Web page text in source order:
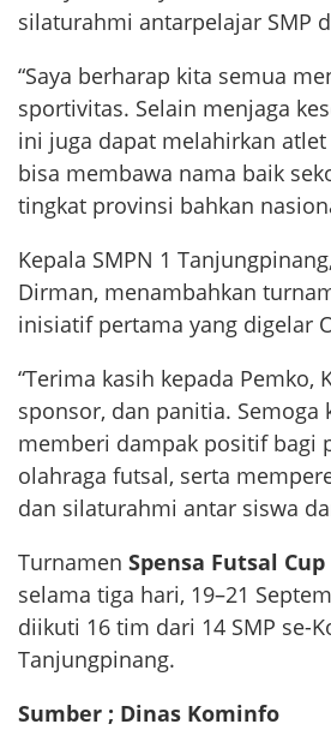
silaturahmi antarpelajar SMP
“Saya berharap kita semua
sportivitas. Selain menjaga
ini juga dapat melahirkan
bisa membawa nama baik
tingkat provinsi bahkan
Kepala SMPN 1
Dirman, menambahkan
inisiatif pertama yang digelar
“Terima kasih kepada Pemko,
sponsor, dan panitia. Semoga
memberi dampak positif bagi
olahraga futsal, serta
dan silaturahmi antar siswa
Turnamen Spensa Futsal Cup
selama tiga hari, 19–21
diikuti 16 tim dari 14 SMP se-
Tanjungpinang.
Sumber ; Dinas Kominfo